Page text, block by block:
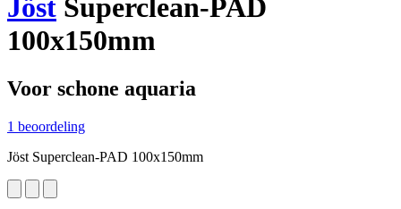
Jöst Superclean-PAD
100x150mm
Voor schone aquaria
1 beoordeling
Jöst Superclean-PAD 100x150mm